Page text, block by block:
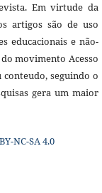
Em virtude da
artigos são de uso
educacionais e não-
movimento Acesso
seguindo o
gera um maior
NC-SA 4.0